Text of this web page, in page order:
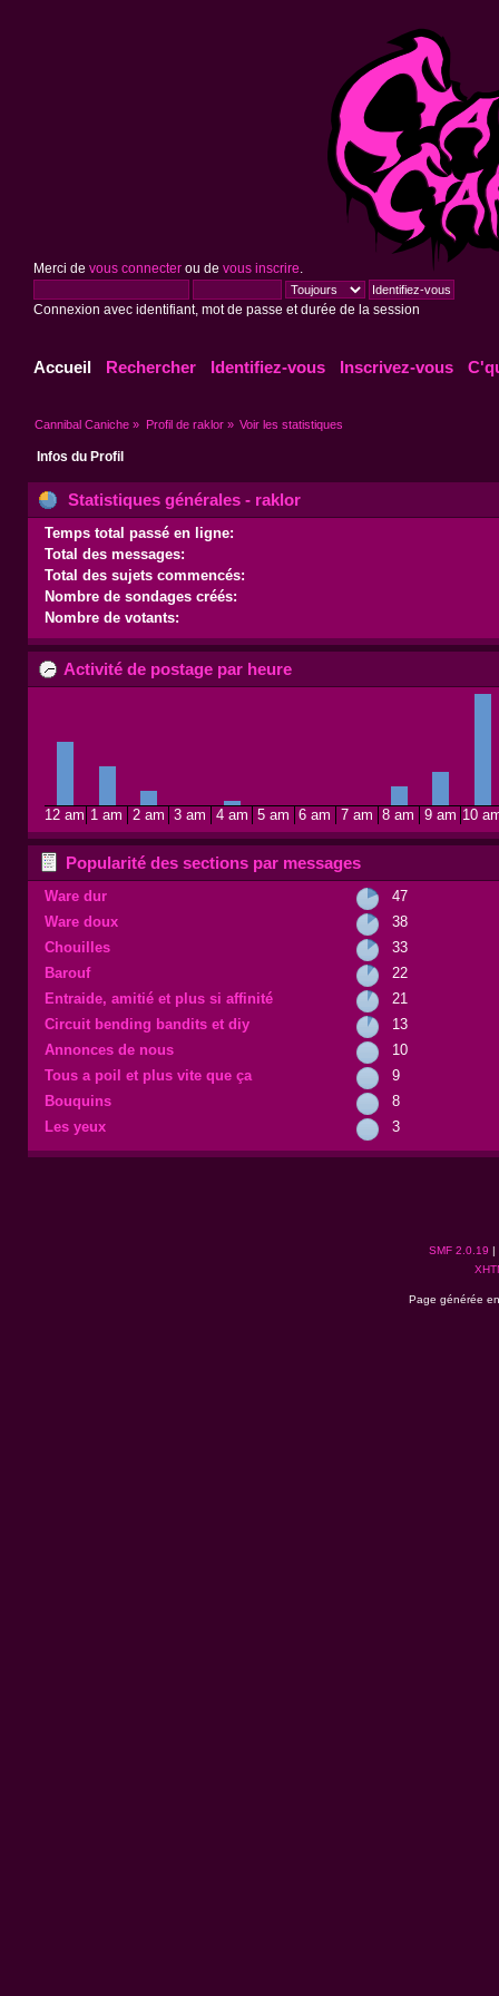
Merci de vous connecterou de vous inscrire
Connexion avec identifiant, mot de passe et durée de la session
Accueil Rechercher Identifiez-vous Inscrivez-vous
Cannibal Caniche » Profil de raklor» Voir les statistiques
Infos du Profil
Statistiques générales - raklor
Temps total passé en ligne:
Total des messages:
Total des sujets commencés:
Nombre de sondages créés:
Nombre de votants:
Activité de postage par heure
12 am 1 am 2 am 3 am 4 am 5 am 6 am 7 am 8 am 9 am 10
Popularité des sections par messages
Ware dur
47
Ware doux
38
Chouilles
33
Barouf
22
Entraide, amitié et plus si affinité
21
Circuit bending bandits et diy
13
Annonces de nous
10
Tous a poil et plus vite que ça
9
Bouquins
8
Les yeux
3
SMF 2.0.19 |
Page générée